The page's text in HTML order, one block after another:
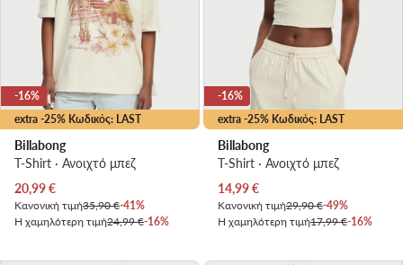
extra -25% Κωδικός: LAST
-16%
Billabong
T-Shirt · Ανοιχτό μπεζ
Τρέχουσα τιμή
20,99€
Κανονική τιμή35,90 €-41%
Η χαμηλότερη τιμή24,99 €-16%
extra -25% Κωδικός: LAST
-16%
Billabong
T-Shirt · Ανοιχτό μπεζ
Τρέχουσα τιμή
14,99€
Κανονική τιμή29,90 €-49%
Η χαμηλότερη τιμή17,99 €-16%